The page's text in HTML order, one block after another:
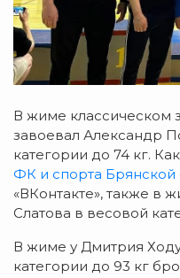
В жиме классическом з
завоевал Александр
категории до 74 кг.
ФК и спорта Брянской
«ВКонтакте», также в
Слатова в весовой
В жиме у Дмитрия
категории до 93 кг б